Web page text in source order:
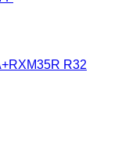
R32